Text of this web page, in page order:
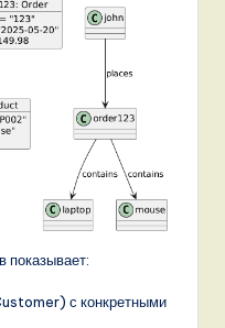
показывает:
с конкретными